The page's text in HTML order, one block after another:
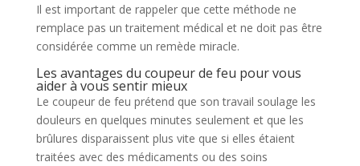
Il est important de rappeler que cette méthode ne
remplace pas un traitement médical et ne doit pas être
considérée comme un remède miracle.
Les avantages du coupeur de feu pour vous
aider à vous sentir mieux
Le coupeur de feu prétend que son travail soulage les
douleurs en quelques minutes seulement et que les
brûlures disparaissent plus vite que si elles étaient
traitées avec des médicaments ou des soins